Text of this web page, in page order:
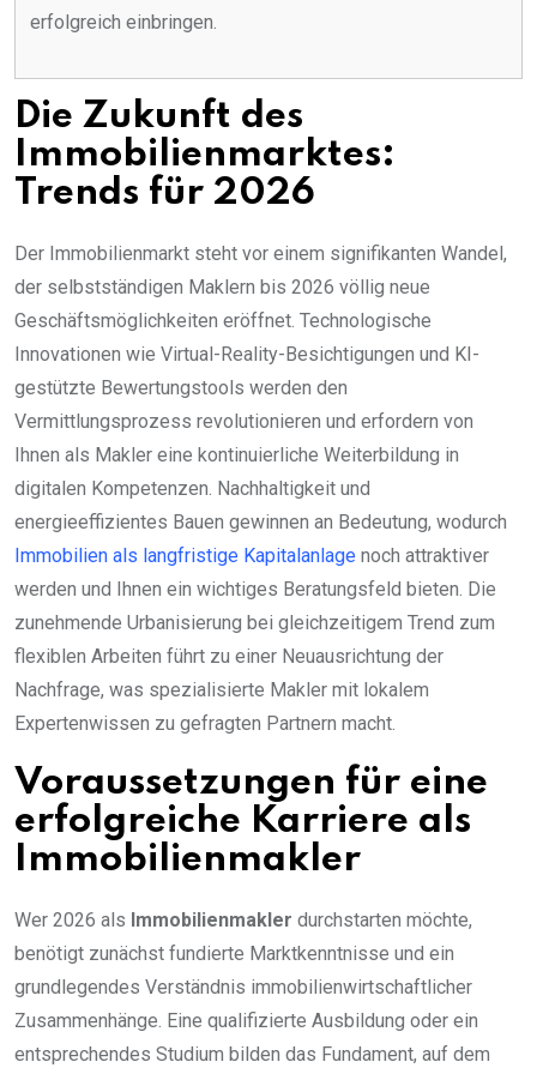
erfolgreich einbringen.
Die Zukunft des
Immobilienmarktes:
Trends für 2026
Der Immobilienmarkt steht vor einem signifikanten Wandel,
der selbstständigen Maklern bis 2026 völlig neue
Geschäftsmöglichkeiten eröffnet. Technologische
Innovationen wie Virtual-Reality-Besichtigungen und KI-
gestützte Bewertungstools werden den
Vermittlungsprozess revolutionieren und erfordern von
Ihnen als Makler eine kontinuierliche Weiterbildung in
digitalen Kompetenzen. Nachhaltigkeit und
energieeffizientes Bauen gewinnen an Bedeutung, wodurch
Immobilien als langfristige Kapitalanlage noch attraktiver
werden und Ihnen ein wichtiges Beratungsfeld bieten. Die
zunehmende Urbanisierung bei gleichzeitigem Trend zum
flexiblen Arbeiten führt zu einer Neuausrichtung der
Nachfrage, was spezialisierte Makler mit lokalem
Expertenwissen zu gefragten Partnern macht.
Voraussetzungen für eine
erfolgreiche Karriere als
Immobilienmakler
Wer 2026 als Immobilienmakler durchstarten möchte,
benötigt zunächst fundierte Marktkenntnisse und ein
grundlegendes Verständnis immobilienwirtschaftlicher
Zusammenhänge. Eine qualifizierte Ausbildung oder ein
entsprechendes Studium bilden das Fundament, auf dem